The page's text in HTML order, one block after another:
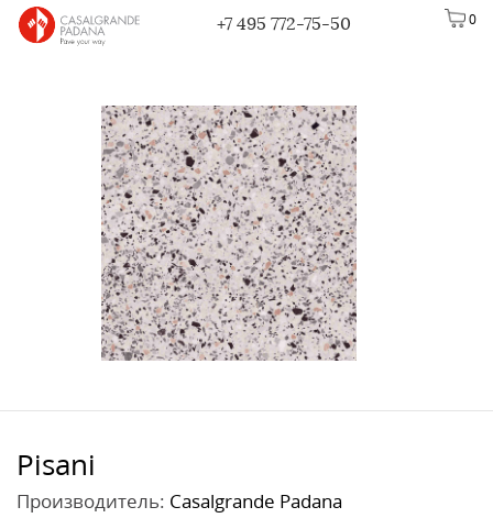
0
+7 495 772-75-50
Pisani
Производитель: Casalgrande Padana